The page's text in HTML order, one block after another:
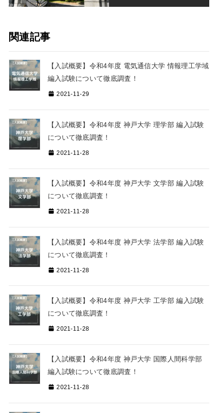
関連記事
【入試概要】令和4年度 電気通信大学 情報理工学域
編入試験について徹底調査！
2021-11-29
【入試概要】令和4年度 神戸大学 理学部 編入試験
について徹底調査！
2021-11-28
【入試概要】令和4年度 神戸大学 文学部 編入試験
について徹底調査！
2021-11-28
【入試概要】令和4年度 神戸大学 法学部 編入試験
について徹底調査！
2021-11-28
【入試概要】令和4年度 神戸大学 工学部 編入試験
について徹底調査！
2021-11-28
【入試概要】令和4年度 神戸大学 国際人間科学部
編入試験について徹底調査！
2021-11-28